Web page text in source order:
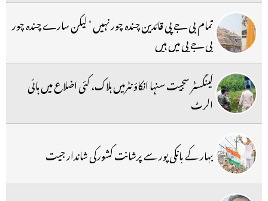
تمام بی جے پی قائدین چندہ چور نہیں ‘ لیکن سارے چندہ چور
بی جے پی میں ہیں
گینگسٹر سجیت سنہا انکاؤنٹرمیں ہلاک، کئی اضلاع میں ہائی
الرٹ
بہار کے بانکی پور سے پرشانت کشورکی شاندار جیت